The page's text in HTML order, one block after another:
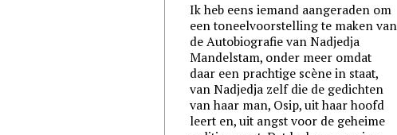
Ik heb eens iemand aangeraden om
een toneelvoorstelling te maken van
de Autobiografie van Nadjedja
Mandelstam, onder meer omdat
daar een prachtige scène in staat,
van Nadjedja zelf die de gedichten
van haar man, Osip, uit haar hoofd
leert en, uit angst voor de geheime